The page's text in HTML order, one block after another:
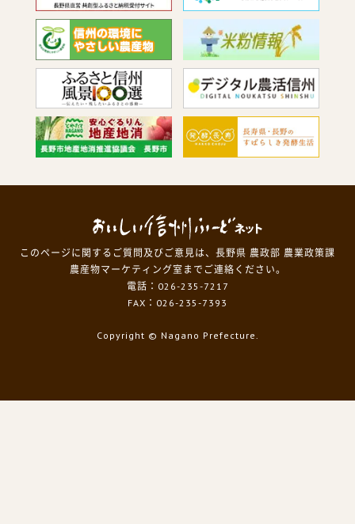
このページに関するご質問及びご意見は、長野県 農政部 農業政策課
農産物マーケティング室までご連絡ください。
電話：026-235-7217
FAX：026-235-7393
Copyright © Nagano Prefecture.